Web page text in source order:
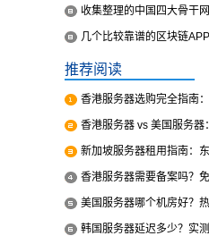
收集整理的中国四大骨干
几个比较靠谱的区块链
推荐阅读
香港服务器选购完全指南
香港服务器 vs 美国服务器
新加坡服务器租用指南：
香港服务器需要备案吗？
美国服务器哪个机房好？
韩国服务器延迟多少？实